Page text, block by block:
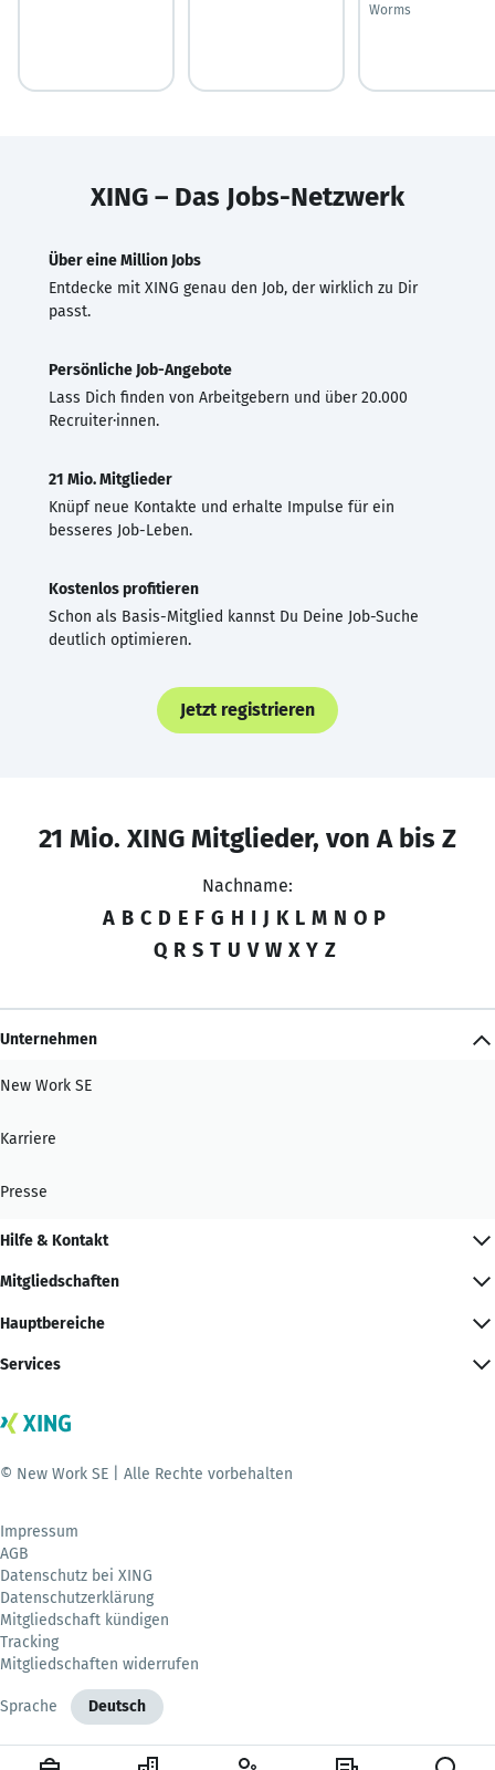
Worms
XING – Das Jobs-Netzwerk
Über eine Million Jobs
Entdecke mit XING genau den Job, der wirklich zu Dir
passt.
Persönliche Job-Angebote
Lass Dich finden von Arbeitgebern und über 20.000
Recruiter·innen.
21 Mio. Mitglieder
Knüpf neue Kontakte und erhalte Impulse für ein
besseres Job-Leben.
Kostenlos profitieren
Schon als Basis-Mitglied kannst Du Deine Job-Suche
deutlich optimieren.
Jetzt registrieren
21 Mio. XING Mitglieder, von A bis Z
Nachname:
A B C D E F G H I J K L M N O P
Q R S T U V W X Y Z
Unternehmen
New Work SE
Karriere
Presse
Hilfe & Kontakt
Mitgliedschaften
Hauptbereiche
Services
© New Work SE | Alle Rechte vorbehalten
Impressum
AGB
Datenschutz bei XING
Datenschutzerklärung
Mitgliedschaft kündigen
Tracking
Mitgliedschaften widerrufen
Sprache Deutsch